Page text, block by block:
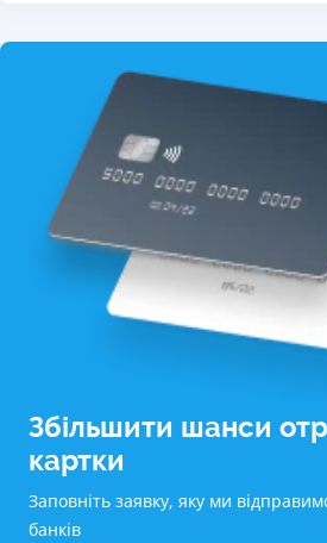
Збільшити шанси
картки
Заповніть заявку, яку ми
банків